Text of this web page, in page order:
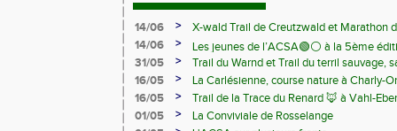
14/06 >
X-wald Trail de Creutzwald et Marathon
14/06
>
Les jeunes de l’ACSA🟢⚪️ à la 5ème
Samedi 13 juin
31/05 >
Trail du Warnd et Trail du terril sauvage,
16/05
>
La Carlésienne, course nature à Charly-
16/05
>
Trail de la Trace du Renard 🦊 à Vahl-
01/05
>
La Conviviale de Rosselange